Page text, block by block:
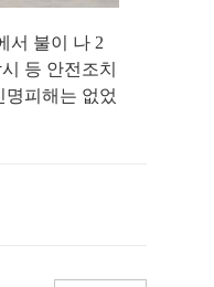
서 불이 나 2
등 안전조치
명피해는 없었